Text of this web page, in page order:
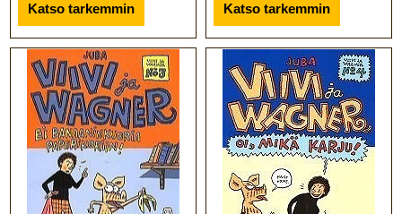
Katso tarkemmin Katso tarkemmin